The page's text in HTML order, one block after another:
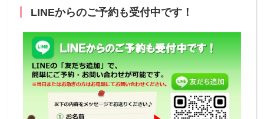
LINEからのご予約も受付中です！